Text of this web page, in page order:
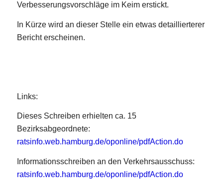
Verbesserungsvorschläge im Keim erstickt.
In Kürze wird an dieser Stelle ein etwas detaillierterer
Bericht erscheinen.
Links:
Dieses Schreiben erhielten ca. 15
Bezirksabgeordnete:
ratsinfo.web.hamburg.de/oponline/pdfAction.do
Informationsschreiben an den Verkehrsausschuss:
ratsinfo.web.hamburg.de/oponline/pdfAction.do